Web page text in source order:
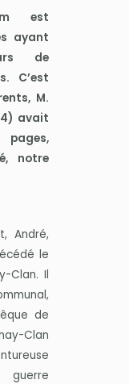
est
ayant
de
C’est
M.
avait
pages,
notre
André,
le
Clan. Il
de
Clan